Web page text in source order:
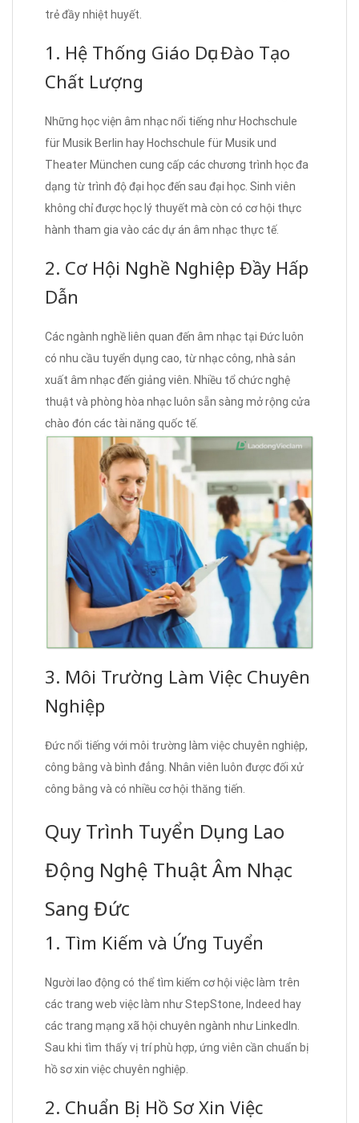
trẻ đầy nhiệt huyết.
1. Hệ Thống Giáo Dục Đào Tạo
Chất Lượng
Những học viện âm nhạc nổi tiếng như Hochschule
für Musik Berlin hay Hochschule für Musik und
Theater München cung cấp các chương trình học đa
dạng từ trình độ đại học đến sau đại học. Sinh viên
không chỉ được học lý thuyết mà còn có cơ hội thực
hành tham gia vào các dự án âm nhạc thực tế.
2. Cơ Hội Nghề Nghiệp Đầy Hấp
Dẫn
Các ngành nghề liên quan đến âm nhạc tại Đức luôn
có nhu cầu tuyển dụng cao, từ nhạc công, nhà sản
xuất âm nhạc đến giảng viên. Nhiều tổ chức nghệ
thuật và phòng hòa nhạc luôn sẵn sàng mở rộng cửa
chào đón các tài năng quốc tế.
3. Môi Trường Làm Việc Chuyên
Nghiệp
Đức nổi tiếng với môi trường làm việc chuyên nghiệp,
công bằng và bình đẳng. Nhân viên luôn được đối xử
công bằng và có nhiều cơ hội thăng tiến.
Quy Trình Tuyển Dụng Lao
Động Nghệ Thuật Âm Nhạc
Sang Đức
1. Tìm Kiếm và Ứng Tuyển
Người lao động có thể tìm kiếm cơ hội việc làm trên
các trang web việc làm như StepStone, Indeed hay
các trang mạng xã hội chuyên ngành như LinkedIn.
Sau khi tìm thấy vị trí phù hợp, ứng viên cần chuẩn bị
hồ sơ xin việc chuyên nghiệp.
2. Chuẩn Bị Hồ Sơ Xin Việc